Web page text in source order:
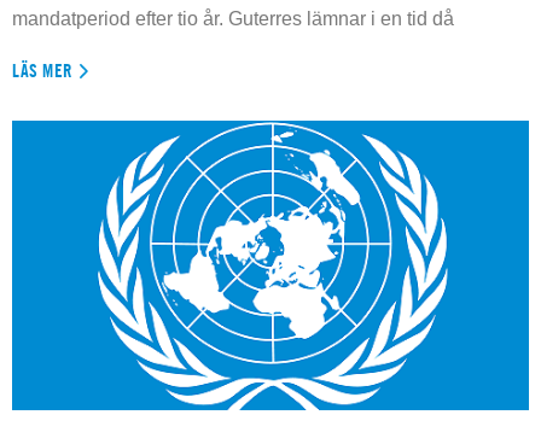
mandatperiod efter tio år. Guterres lämnar i en tid då
LÄS MER